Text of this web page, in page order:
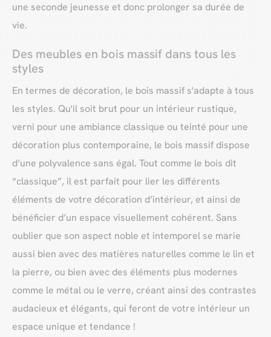
une seconde jeunesse et donc prolonger sa durée de
vie.
Des meubles en bois massif dans tous les
styles
En termes de décoration, le bois massif s'adapte à tous
les styles. Qu'il soit brut pour un intérieur rustique,
verni pour une ambiance classique ou teinté pour une
décoration plus contemporaine, le bois massif dispose
d’une polyvalence sans égal. Tout comme le bois dit
“classique”, il est parfait pour lier les différents
éléments de votre décoration d’intérieur, et ainsi de
bénéficier d’un espace visuellement cohérent. Sans
oublier que son aspect noble et intemporel se marie
aussi bien avec des matières naturelles comme le lin et
la pierre, ou bien avec des éléments plus modernes
comme le métal ou le verre, créant ainsi des contrastes
audacieux et élégants, qui feront de votre intérieur un
espace unique et tendance !